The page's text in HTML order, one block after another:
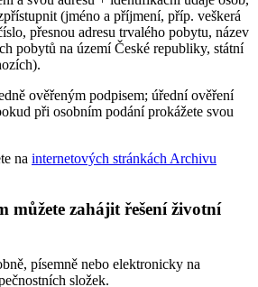
(jméno a příjmení, příp. veškerá
přesnou adresu trvalého pobytu, název
pobytů na území České republiky, státní
ověřeným podpisem; úřední ověření
při osobním podání prokážete svou
na internetových stránkách Archivu
můžete zahájit řešení životní
písemně nebo elektronicky na
složek.